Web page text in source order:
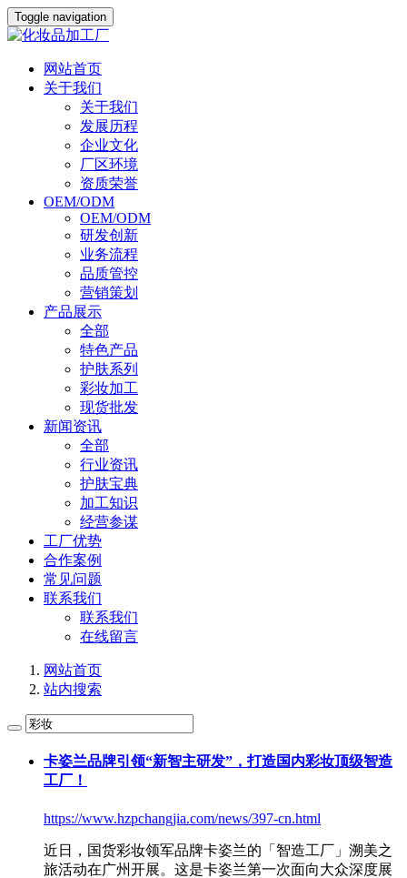
Toggle navigation
网站首页
关于我们
关于我们
发展历程
企业文化
厂区环境
资质荣誉
OEM/ODM
OEM/ODM
研发创新
业务流程
品质管控
营销策划
产品展示
全部
特色产品
护肤系列
彩妆加工
现货批发
新闻资讯
全部
行业资讯
护肤宝典
加工知识
经营参谋
工厂优势
合作案例
常见问题
联系我们
联系我们
在线留言
网站首页
站内搜索
卡姿兰品牌引领“新智主研发”，打造国内彩妆顶级智造
工厂！
https://www.hzpchangjia.com/news/397-cn.html
近日，国货彩妆领军品牌卡姿兰的「智造工厂」溯美之
旅活动在广州开展。这是卡姿兰第一次面向大众深度展